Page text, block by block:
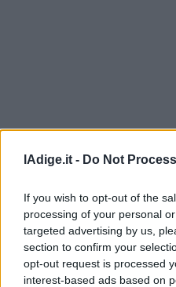
lAdige.it - Do Not
If you wish to opt-out of the
processing of your personal
targeted advertising by us,
section to confirm your
opt-out request is processed
interest-based ads based on
Radio
Social media